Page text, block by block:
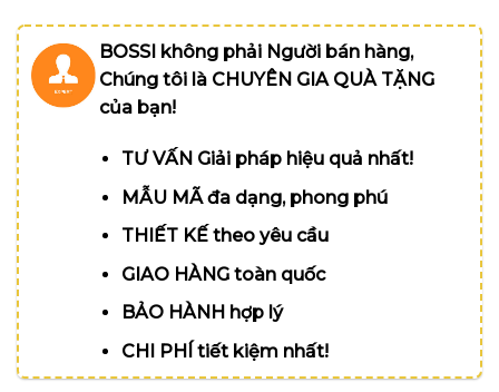
BOSSI không phải Người bán hàng,
Chúng tôi là CHUYÊN GIA QUÀ TẶNG
của bạn!
TƯ VẤN Giải pháp hiệu quả nhất!
MẪU MÃ đa dạng, phong phú
THIẾT KẾ theo yêu cầu
GIAO HÀNG toàn quốc
BẢO HÀNH hợp lý
CHI PHÍ tiết kiệm nhất!